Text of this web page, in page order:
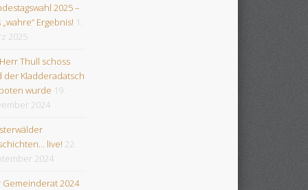
2025 –
„wahre“ Ergebnis! 1.
2025
Thull schoss
der Kladderadatsch
wurde 19.
2024
live! 22.
2024
Gemeinderat 2024